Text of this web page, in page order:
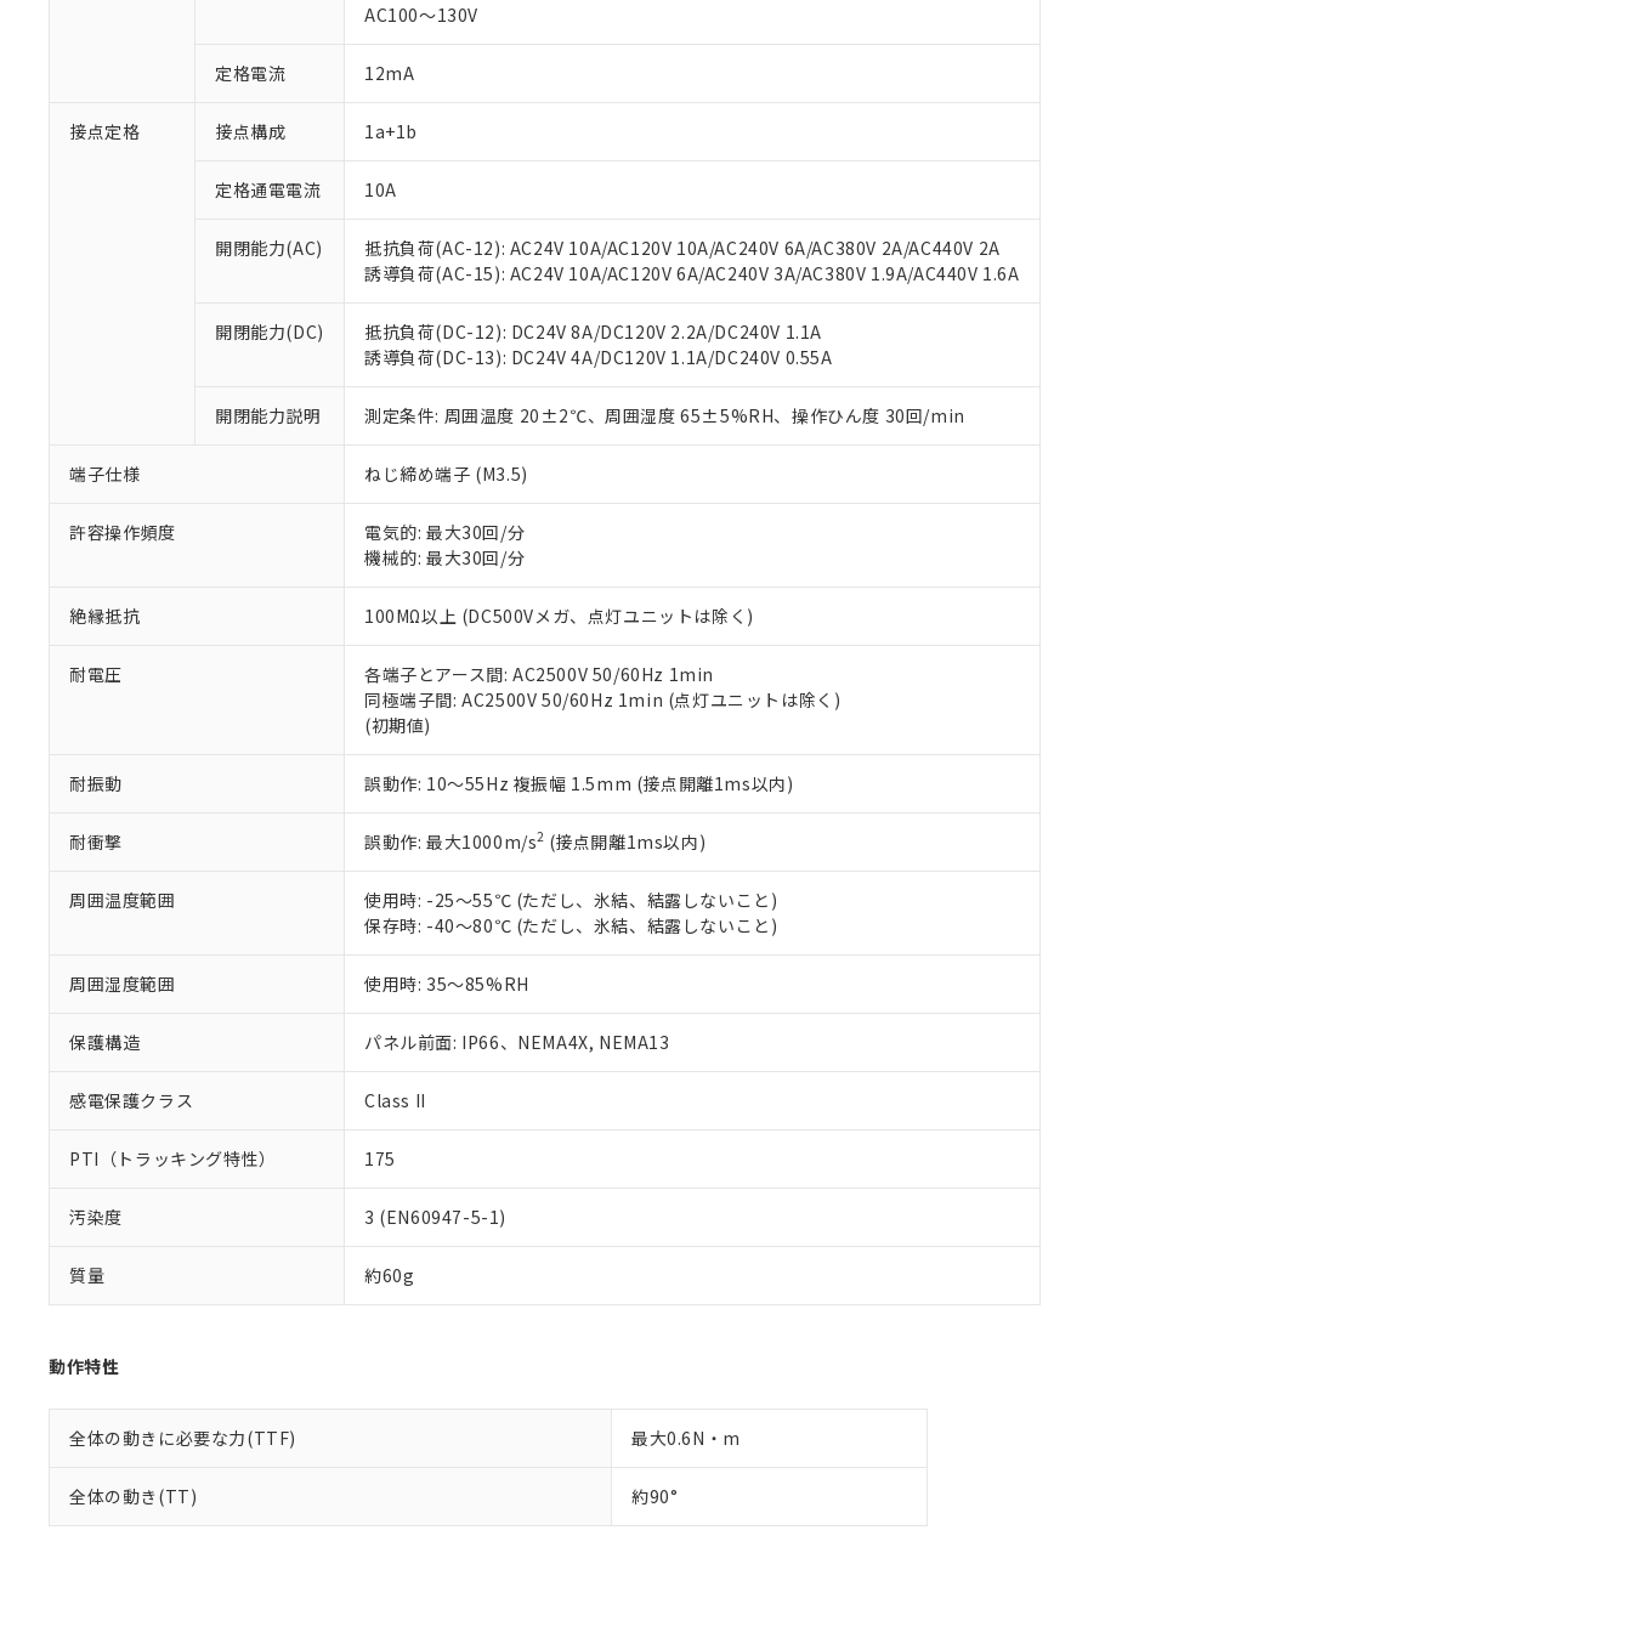
AC100～130V
定格電流 12mA
接点定格 接点構成 1a+1b
定格通電電流 10A
開閉能力(AC)
抵抗負荷(AC-12): AC24V 10A/AC120V 10A/AC240V 6A/AC380V 2A/AC440V 2A
誘導負荷(AC-15): AC24V 10A/AC120V 6A/AC240V 3A/AC380V 1.9A/AC440V 1.6A
開閉能力(DC)
抵抗負荷(DC-12): DC24V 8A/DC120V 2.2A/DC240V 1.1A
誘導負荷(DC-13): DC24V 4A/DC120V 1.1A/DC240V 0.55A
開閉能力説明 測定条件: 周囲温度 20±2℃、周囲湿度 65±5%RH、操作ひん度 30回/min
端子仕様 ねじ締め端子 (M3.5)
許容操作頻度
電気的: 最大30回/分
機械的: 最大30回/分
絶縁抵抗 100MΩ以上 (DC500Vメガ、点灯ユニットは除く)
耐電圧
各端子とアース間: AC2500V 50/60Hz 1min
同極端子間: AC2500V 50/60Hz 1min (点灯ユニットは除く)
(初期値)
耐振動 誤動作: 10～55Hz 複振幅 1.5mm (接点開離1ms以内)
耐衝撃 誤動作: 最大1000m/s2 (接点開離1ms以内)
周囲温度範囲
使用時: -25～55℃ (ただし、氷結、結露しないこと)
保存時: -40～80℃ (ただし、氷結、結露しないこと)
周囲湿度範囲 使用時: 35～85%RH
保護構造 パネル前面: IP66、NEMA4X, NEMA13
感電保護クラス Class II
PTI（トラッキング特性） 175
汚染度 3 (EN60947-5-1)
質量 約60g
動作特性
全体の動きに必要な力(TTF) 最大0.6N・m
全体の動き(TT) 約90°
ご利用条件
以下の条件をお読みいただき、同意のうえご利用ください。
くものです。
当社制御機器事業取扱商品の中には、本サービスの対象外となる商品もあることをご了承ください。
在庫状況および標準価格照会結果は、記載している更新日時点での社内データに基づき作成されるも
のであり、閲覧された時点での実際の在庫および標準価格とは異なる場合があることをご了承くださ
い。
正式な納期状況および標準価格はお客様のお取引先、またはお客様担当のオムロン制御機器販売店・
当社販売員にご相談ください。
オムロン制御機器販売店や当社販売拠点は「 販売ネットワーク
」をご確認ください。
在庫状況および標準価格結果を当社の事前の承諾なく第三者に漏洩または開示しないようお願いしま
す。
マイパーツ機能（部品リスト作成サービス）をご利用いただくには、I-Webメンバーズにご登録され
お客様が当ウェブサイト上で当社にご登録された部品リストについて、当社および当社の共同利用者
が、当社の製品・サービスに関するお客様との取引・商談に必要な範囲で利用することをご了承くだ
さい。
※当社の共同利用者とは、"個人情報の共同利用に関して"
いる法人を指します。
対応済み：EU RoHS指令（10物質）の非含有に対応した製品が提供可能な商品です。
調査・確認中：EU RoHS指令（10物質）の非含有の対応状況を調査中または確認中の商品です。
非該当品：ライセンス料など無形物で、有害物質有無と関係のない商品です。
仕入先様の事情により、非含有部品としていたものが、含有品と判明した場合などやむを得ず変更すること
があります。
六価クロム(Cr(Ⅵ)) 1000ppm以下、ポリ臭化ビフェニル類(PBB) 1000ppm以下、ポリ臭化ジフェニルエーテル類(PBDE) 1000ppm以下、
フタル酸ビス(2-エチルヘキシル) (DEHP)(別名：DOP) 1000ppm以下、フタル酸ブチルベンジル（BBP） 1000ppm以下、フタル酸ジブチ
ル（DBP） 1000ppm以下、フタル酸ジイソブチル (DIBP) 1000ppm以下
但し、RoHS指令で産業用監視および制御機器に対する適用除外項目は除く。
※2 対応予定月
部品在庫の切り替え状況などにより、予定月が前後することがあります。
※3 非含有証明書ダウンロード
下記の非含有証明書をダウンロードすることができます。
EU RoHS指令（10物質）の非含有証明書
51物質の非含有証明書（当社基準）
※本証明書は発行日時点で非含有を証明するもので、過去に遡って非含有を証明するものではありません。
また、RoHS指令のフタル酸エステル類４物質の対応では、対応完了までの期間は出荷製品に未対応品が
混在することから備考欄に対応日を記載しておりました。
既に当社にて対応品への在庫切替を完了していることから、特段のことがない限り、2022年1月12日よ
り割愛しております。
※1 中国RoHS○×表
「×」：最大均質材料含有率が中国RoHSの基準値を超えていることを示します。
「－」：未確認です。当社販売部門へお問い合わせください。
*中国RoHS10物質の基準値 (GB/T26572)：
DBP(フタル酸ジブチル) : 1000ppm、 DIBP(フタル酸ジイソブチル) : 1000ppm、 BBP(フタル酸ブチルベンジル) : 1000ppm、
DEHP(フタル酸ビス(2-エチルヘキシル)) : 1000ppm
※2 環境保護使用期限
「ｅ」：有害物質（10物質）のすべてが基準値以下であることを示します。
「10」：通常の使用状況下において有害物質が外部に漏えいし、環境に深刻な影響を及ぼさない年数を意
味します。
「－」：未確認です。当社販売部門へお問い合わせください。
う）を輸出または国外への提供する場合は、日本国政府の輸出許可(または役務取引許可)を取得する
などの必要な手続きをとります。
当社は規制貨物を破棄する場合は、完全に破砕するなど、違法に輸出されないよう必要な手段を講じ
当社は貴社製品を、核兵器、ミサイル、化学兵器、生物兵器またはその他武器並びにこれらの製造装
置等に一切使用いたしません。
当社は、貴社製品を第三者に販売する場合は、上記1、2および3の内容を当該第三者に通知します。
また当社は、販売先および販売に係わる関係者が違法に輸出するおそれがある場合は、取り引きをい
たしません。
記
号
説明
○ 一定数以上の在庫あり
△ 一定数には満たないが在庫あり
－
在庫なし(最新の在庫状況については、お客様のお取引先、またはお客様担当のオムロン制御
機器販売店・当社販売員にご確認ください)
空
白
受注生産機種、また在庫状況の情報を公開していない機種